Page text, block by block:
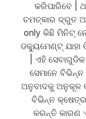
କରିପାରିବେ |
ଚମତ୍କାର ଦ୍ରୁତ
only କିଛି ମିନିଟ୍
ଡକ୍ୟୁମେଣ୍ଟ୍ ଯାହା
| ଏହି
ସେମାନେ ବିଭିନ୍ନ
ଅନୁବାଦକୁ ଅନୁକୂଳ
ବିଭିନ୍ନ
କରନ୍ତି କାରଣ